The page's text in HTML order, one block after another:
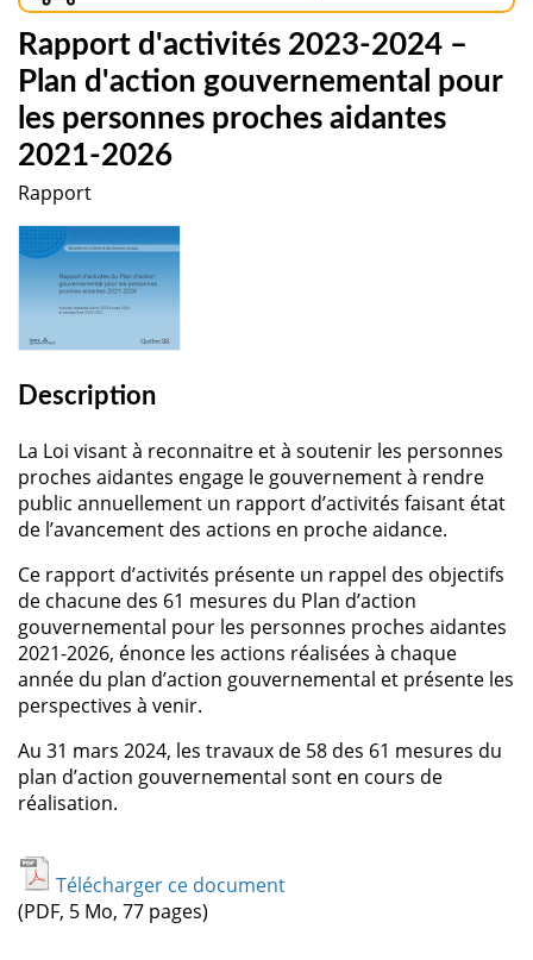
Rapport d'activités 2023-2024 –
Plan d'action gouvernemental pour
les personnes proches aidantes
2021-2026
Rapport
Description
La Loi visant à reconnaitre et à soutenir les personnes
proches aidantes engage le gouvernement à rendre
public annuellement un rapport d’activités faisant état
de l’avancement des actions en proche aidance.
Ce rapport d’activités présente un rappel des objectifs
de chacune des 61 mesures du Plan d’action
gouvernemental pour les personnes proches aidantes
2021-2026, énonce les actions réalisées à chaque
année du plan d’action gouvernemental et présente les
perspectives à venir.
Au 31 mars 2024, les travaux de 58 des 61 mesures du
plan d’action gouvernemental sont en cours de
réalisation.
Télécharger ce document
(PDF, 5 Mo, 77 pages)